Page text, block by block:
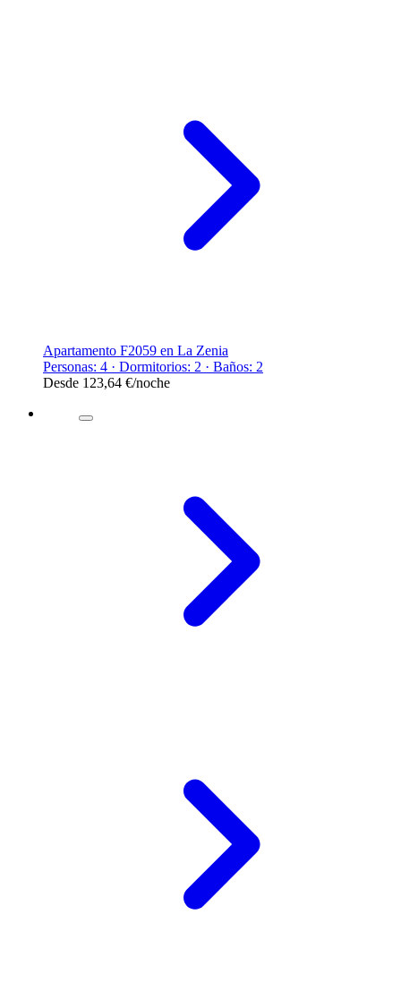
Apartamento F2059 en La Zenia
Personas: 4 · Dormitorios: 2 · Baños: 2
Desde 123,64 €/noche